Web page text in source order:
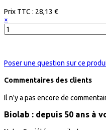
Prix ​​TTC : 28,13 €
×
Poser une question sur ce
Commentaires des clients
Il n'y a pas encore de
Biolab : depuis 50 ans à